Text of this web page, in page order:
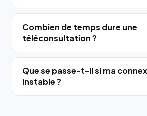
Combien de temps dure une
téléconsultation ?
Que se passe-t-il si ma
instable ?